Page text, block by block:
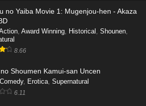
no Yaiba Movie 1: Mugenjou-hen - Akaza
, Award Winning, Historical , Shounen,
8.66
Shoumen Kamui-san Uncen
Comedy, Erotica, Supernatural
6.11